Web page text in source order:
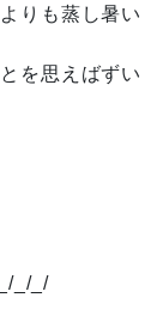
りも蒸し暑い
を思えばずい
_/